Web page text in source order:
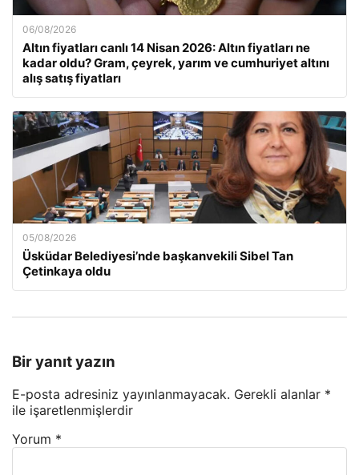
06/08/2026
Altın fiyatları canlı 14 Nisan 2026: Altın fiyatları ne
kadar oldu? Gram, çeyrek, yarım ve cumhuriyet altını
alış satış fiyatları
05/08/2026
Üsküdar Belediyesi’nde başkanvekili Sibel Tan
Çetinkaya oldu
Bir yanıt yazın
E-posta adresiniz yayınlanmayacak. Gerekli alanlar *
ile işaretlenmişlerdir
Yorum *